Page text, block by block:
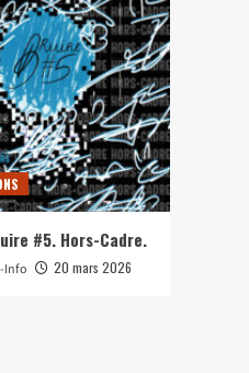
#5. Hors-Cadre.
Info 20 mars 2026